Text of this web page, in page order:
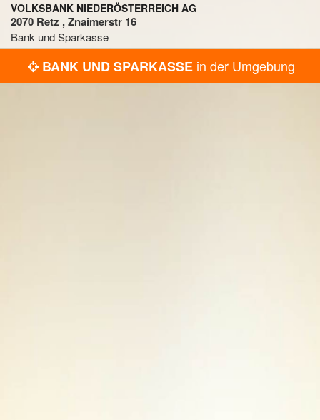
VOLKSBANK NIEDERÖSTERREICH AG
2070 Retz , Znaimerstr 16
Bank und Sparkasse
BANK UND SPARKASSE in der Umgebung